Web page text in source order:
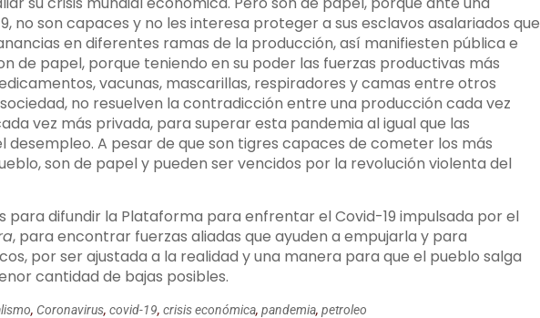
no son capaces y no les interesa proteger a sus esclavos asalariados que
en diferentes ramas de la producción, así manifiesten pública e
de papel, porque teniendo en su poder las fuerzas productivas más
vacunas, mascarillas, respiradores y camas entre otros
no resuelven la contradicción entre una producción cada vez
vez más privada, para superar esta pandemia al igual que las
desempleo. A pesar de que son tigres capaces de cometer los más
son de papel y pueden ser vencidos por la revolución violenta del
para difundir la Plataforma para enfrentar el Covid-19 impulsada por el
, para encontrar fuerzas aliadas que ayuden a empujarla y para
por ser ajustada a la realidad y una manera para que el pueblo salga
cantidad de bajas posibles.
, Coronavirus,covid-19,crisis económica,pandemia,petroleo